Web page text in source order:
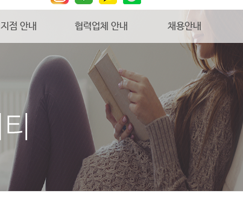
지점 안내 협력업체 안내 채용안내